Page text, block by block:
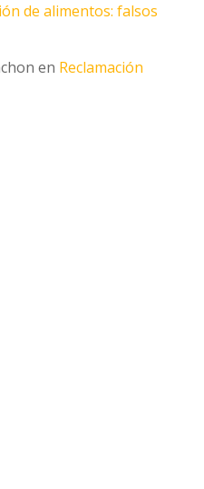
de alimentos: falsos
en Reclamación